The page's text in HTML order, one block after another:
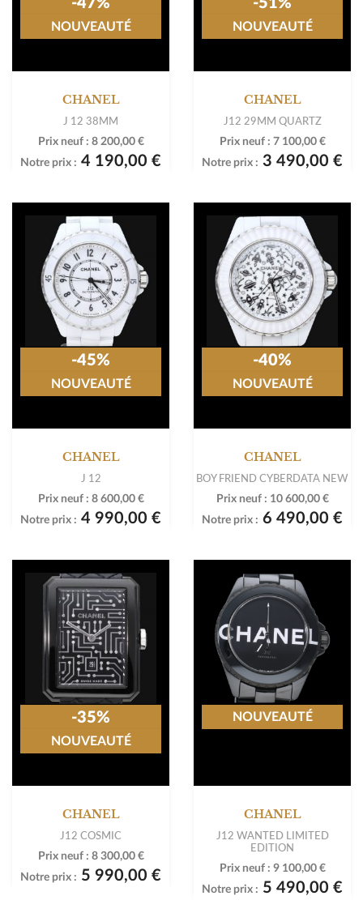
CHANEL
J 12 38MM
Prix neuf : 8 200,00 €
Notre prix : 4 190,00 €
NOUVEAUTÉ
CHANEL
J12 29MM QUARTZ
Prix neuf : 7 100,00 €
Notre prix : 3 490,00 €
NOUVEAUTÉ
CHANEL
J 12
Prix neuf : 8 600,00 €
Notre prix : 4 990,00 €
-45%
NOUVEAUTÉ
CHANEL
BOY FRIEND CYBERDATA NEW
Prix neuf : 10 600,00 €
Notre prix : 6 490,00 €
-40%
NOUVEAUTÉ
CHANEL
J12 COSMIC
Prix neuf : 8 300,00 €
Notre prix : 5 990,00 €
-35%
NOUVEAUTÉ
CHANEL
J12 WANTED LIMITED
EDITION
Prix neuf : 9 100,00 €
Notre prix : 5 490,00 €
NOUVEAUTÉ